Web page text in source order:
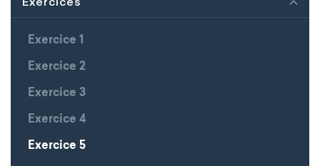
Exercice 1
Exercice 2
Exercice 3
Exercice 4
Exercice 5